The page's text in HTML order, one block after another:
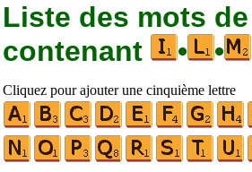
Liste des mots
contenant
• •
Cliquez pour ajouter une cinquième lettre